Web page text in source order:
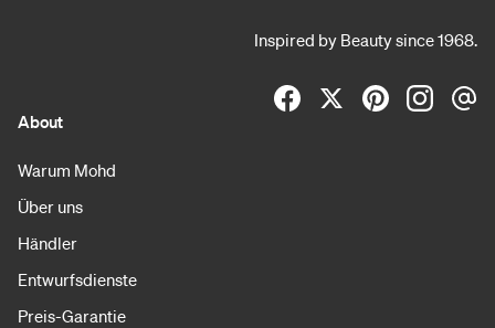
Inspired by Beauty since 1968.
About
Warum Mohd
Über uns
Händler
Entwurfsdienste
Preis-Garantie